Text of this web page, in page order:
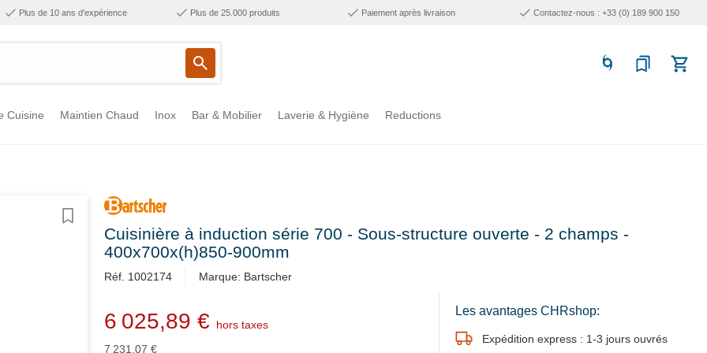
Plus de 10 ans d'expérience Plus de 25.000 produits Paiement après livraison Contactez-nous : +33 (0) 189 900 150
Cuisine Maintien Chaud Inox Bar & Mobilier Laverie & Hygiène Reductions
Cuisinière à induction série 700 - Sous-structure ouverte - 2 champs -
400x700x(h)850-900mm
Réf. 1002174 Marque: Bartscher
6 025,89 €
hors taxes
7 231,07 €
Les avantages CHRshop:
Expédition express : 1-3 jours ouvrés